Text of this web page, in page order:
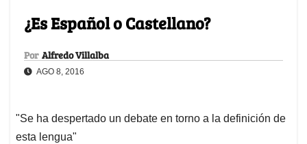
¿Es Español o Castellano?
Por Alfredo Villalba
AGO 8, 2016
"Se ha despertado un debate en torno a la definición de
esta lengua"